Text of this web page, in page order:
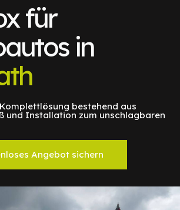
für
in
bestehend aus
und Installation zum unschlagbaren
Angebot sichern